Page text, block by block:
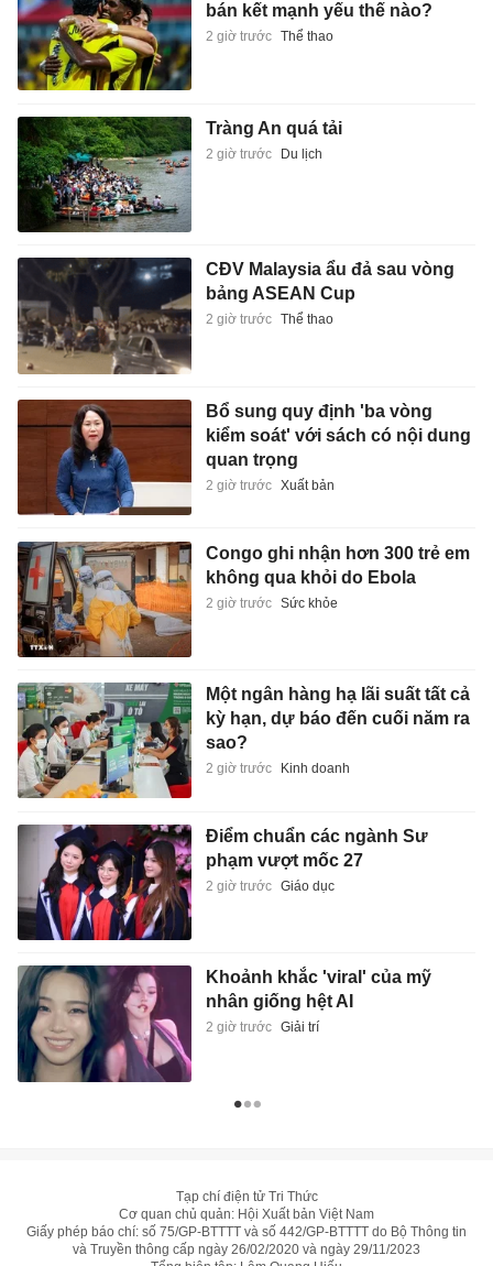
bán kết mạnh yếu thế nào?
2 giờ trước Thể thao
Tràng An quá tải
2 giờ trước Du lịch
CĐV Malaysia ẩu đả sau vòng
bảng ASEAN Cup
2 giờ trước Thể thao
Bổ sung quy định 'ba vòng
kiểm soát' với sách có nội dung
quan trọng
2 giờ trước Xuất bản
Congo ghi nhận hơn 300 trẻ em
không qua khỏi do Ebola
2 giờ trước Sức khỏe
Một ngân hàng hạ lãi suất tất cả
kỳ hạn, dự báo đến cuối năm ra
sao?
2 giờ trước Kinh doanh
Điểm chuẩn các ngành Sư
phạm vượt mốc 27
2 giờ trước Giáo dục
Khoảnh khắc 'viral' của mỹ
nhân giống hệt AI
2 giờ trước Giải trí
Tạp chí điện tử Tri Thức
Cơ quan chủ quản: Hội Xuất bản Việt Nam
Giấy phép báo chí: số 75/GP-BTTTT và số 442/GP-BTTTT do Bộ Thông tin
và Truyền thông cấp ngày 26/02/2020 và ngày 29/11/2023